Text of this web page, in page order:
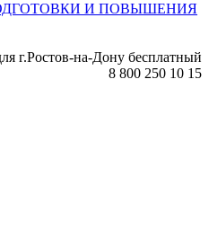
И ПОВЫШЕНИЯ
г.Ростов-на-Дону бесплатный
8 800 250 10 15